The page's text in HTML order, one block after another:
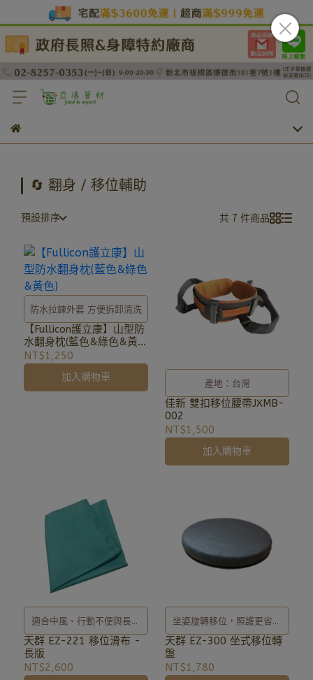
🔄 翻身 / 移位輔助
預設排序 共 7 件商品
防水拉鍊外套 方便拆卸清洗
【Fullicon護立康】山型防
水翻身枕(藍色&綠色&黃
色)
NT$1,250
加入購物車
產地：台灣
佳新 雙扣移位腰帶JXMB-
002
NT$1,500
加入購物車
適合中風、行動不便與長期
臥床的對象使用
天群 EZ-221 移位滑布 -
長版
NT$2,600
坐姿旋轉移位，照護更省力
安心
天群 EZ-300 坐式移位轉
盤
NT$1,780